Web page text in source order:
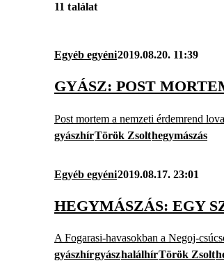
11 találat
Egyéb egyéni2019.08.20. 11:39
GYÁSZ: POST
Post mortem a nemzeti érdemrend
gyászhírTörök Zsolthegymászás
Egyéb egyéni2019.08.17. 23:01
HEGYMÁSZÁS: EGY
A Fogarasi-havasokban a Negoj-
gyászhírgyászhalálhírTörök Zsolt